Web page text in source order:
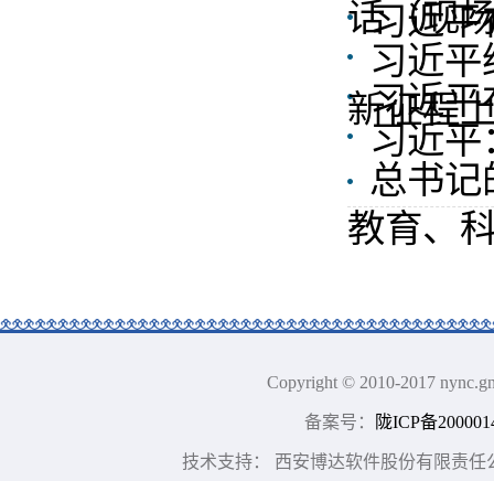
话（现
习近平
习近
新征程
习近平
习近
总书记
教育、
Copyright © 2010-2017
备案号： 陇ICP备
技术支持： 西安博达软件股份有限责